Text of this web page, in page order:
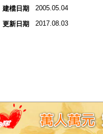
建檔日期 2005.05.04
更新日期 2017.08.03